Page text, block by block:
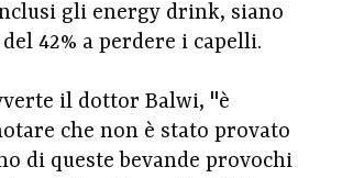
gli energy drink, siano
42% a perdere i capelli.
il dottor Balwi, "è
che non è stato provato
di queste bevande provochi